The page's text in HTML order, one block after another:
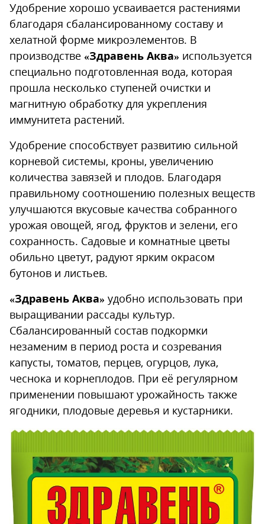
Удобрение хорошо усваивается растениями
благодаря сбалансированному составу и
хелатной форме микроэлементов. В
производстве «Здравень Аква» используется
специально подготовленная вода, которая
прошла несколько ступеней очистки и
магнитную обработку для укрепления
иммунитета растений.
Удобрение способствует развитию сильной
корневой системы, кроны, увеличению
количества завязей и плодов. Благодаря
правильному соотношению полезных веществ
улучшаются вкусовые качества собранного
урожая овощей, ягод, фруктов и зелени, его
сохранность. Садовые и комнатные цветы
обильно цветут, радуют ярким окрасом
бутонов и листьев.
«Здравень Аква» удобно использовать при
выращивании рассады культур.
Сбалансированный состав подкормки
незаменим в период роста и созревания
капусты, томатов, перцев, огурцов, лука,
чеснока и корнеплодов. При её регулярном
применении повышают урожайность также
ягодники, плодовые деревья и кустарники.